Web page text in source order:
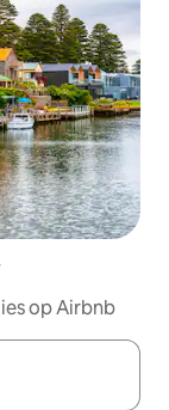
op Airbnb
je een keuze